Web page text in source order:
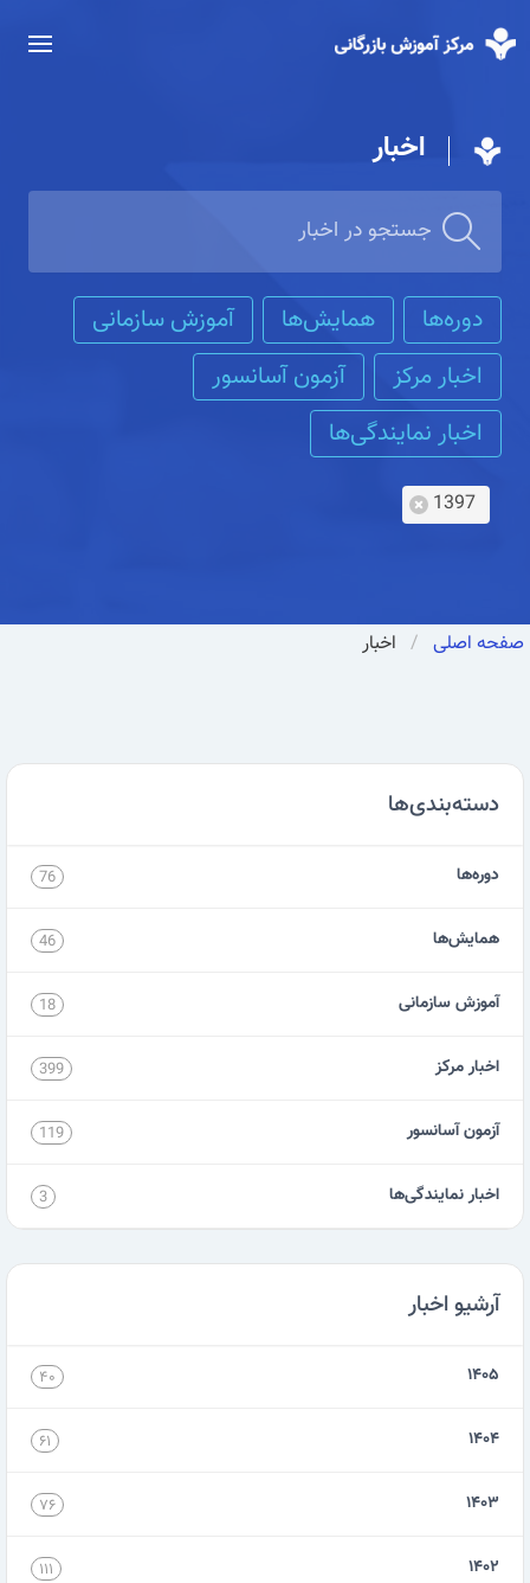
اخبار
دوره‌ها همایش‌ها
آموزش سازمانی
اخبار مرکز
آزمون آسانسور
اخبار نمایندگی‌ها
1397
صفحه اصلی اخبار
دسته‌بندی‌ها
دوره‌ها 76
همایش‌ها 46
آموزش سازمانی 18
اخبار مرکز 399
آزمون آسانسور 119
اخبار نمایندگی‌ها 3
آرشیو اخبار
۱۴۰۵ ۴۰
۱۴۰۴ ۶۱
۱۴۰۳ ۷۶
۱۴۰۲ ۱۱۱